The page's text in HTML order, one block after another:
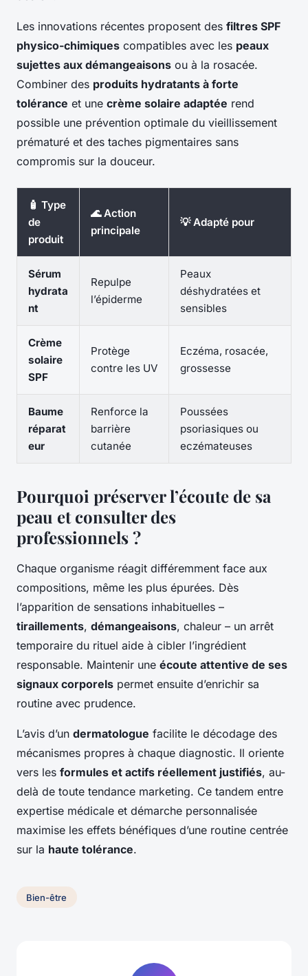
Les innovations récentes proposent des filtres SPF
physico-chimiques compatibles avec les peaux
sujettes aux démangeaisons ou à la rosacée.
Combiner des produits hydratants à forte
tolérance et une crème solaire adaptée rend
possible une prévention optimale du vieillissement
prématuré et des taches pigmentaires sans
compromis sur la douceur.
🧴 Type
de
produit
🌊 Action
principale
💡 Adapté pour
Sérum
hydrata
nt
Repulpe
l’épiderme
Peaux
déshydratées et
sensibles
Crème
solaire
SPF
Protège
contre les UV
Eczéma, rosacée,
grossesse
Baume
réparat
eur
Renforce la
barrière
cutanée
Poussées
psoriasiques ou
eczémateuses
Pourquoi préserver l’écoute de sa
peau et consulter des
professionnels ?
Chaque organisme réagit différemment face aux
compositions, même les plus épurées. Dès
l’apparition de sensations inhabituelles –
tiraillements, démangeaisons, chaleur – un arrêt
temporaire du rituel aide à cibler l’ingrédient
responsable. Maintenir une écoute attentive de ses
signaux corporels permet ensuite d’enrichir sa
routine avec prudence.
L’avis d’un dermatologue facilite le décodage des
mécanismes propres à chaque diagnostic. Il oriente
vers les formules et actifs réellement justifiés, au-
delà de toute tendance marketing. Ce tandem entre
expertise médicale et démarche personnalisée
maximise les effets bénéfiques d’une routine centrée
sur la haute tolérance.
Bien-être